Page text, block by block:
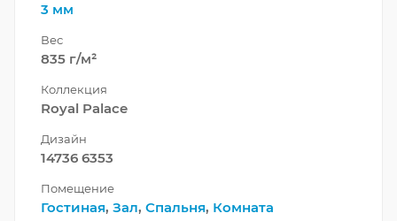
3 мм
Вес
835 г/м²
Коллекция
Royal Palace
Дизайн
14736 6353
Помещение
Гостиная, Зал, Спальня, Комната